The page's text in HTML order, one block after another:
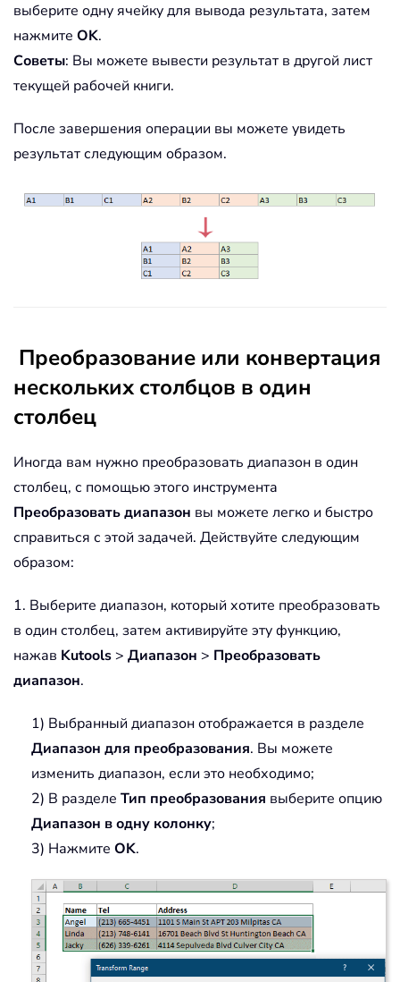
выберите одну ячейку для вывода результата, затем
нажмите OK.
Советы: Вы можете вывести результат в другой лист
текущей рабочей книги.
После завершения операции вы можете увидеть
результат следующим образом.
Преобразование или конвертация
нескольких столбцов в один
столбец
Иногда вам нужно преобразовать диапазон в один
столбец, с помощью этого инструмента
Преобразовать диапазон вы можете легко и быстро
справиться с этой задачей. Действуйте следующим
образом:
1. Выберите диапазон, который хотите преобразовать
в один столбец, затем активируйте эту функцию,
нажав Kutools > Диапазон > Преобразовать
диапазон.
1) Выбранный диапазон отображается в разделе
Диапазон для преобразования. Вы можете
изменить диапазон, если это необходимо;
2) В разделе Тип преобразования выберите опцию
Диапазон в одну колонку;
3) Нажмите OK.